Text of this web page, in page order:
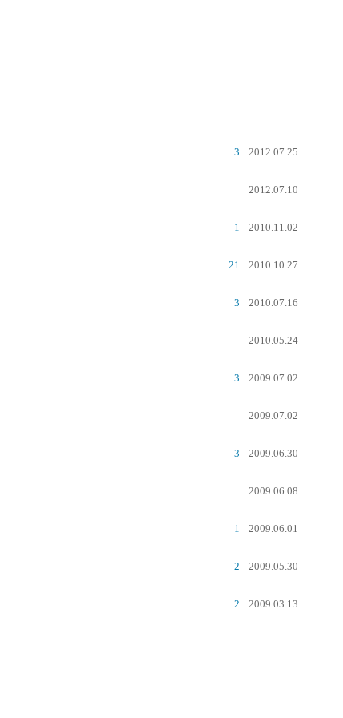
2012.07.25
3
2012.07.10
2010.11.02
1
2010.10.27
21
2010.07.16
3
2010.05.24
2009.07.02
3
2009.07.02
2009.06.30
3
2009.06.08
2009.06.01
1
2009.05.30
2
2009.03.13
2